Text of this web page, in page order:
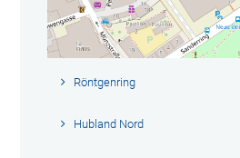
Röntgenring
Hubland Nord